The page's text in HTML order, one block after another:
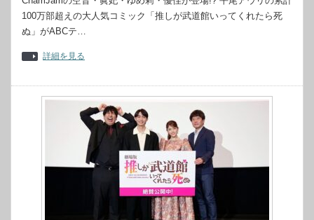
100万部超えの大人気コミック「推しが武道館いってくれたら死
ぬ」がABCテ…
詳細を見る